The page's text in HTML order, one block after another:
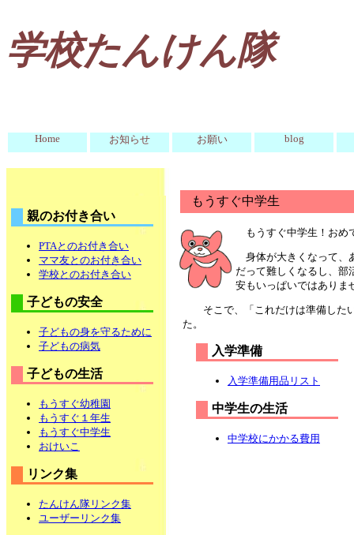
学校たんけん隊
Home お知らせ お願い blog
親のお付き合い
PTAとのお付き合い
ママ友とのお付き合い
学校とのお付き合い
子どもの安全
子どもの身を守るために
子どもの病気
子どもの生活
もうすぐ幼稚園
もうすぐ１年生
もうすぐ中学生
おけいこ
リンク集
たんけん隊リンク集
ユーザーリンク集
もうすぐ中学生
もうすぐ中学生！おめ
身体が大きくなって、
だって難しくなるし、部
安もいっぱいではありま
そこで、「これだけは準備した
た。
入学準備
入学準備用品リスト
中学生の生活
中学校にかかる費用